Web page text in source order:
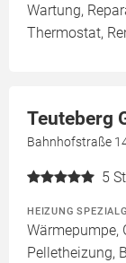
Wartung,
Thermostat,
Teuteberg
Bahnhofstraße
5
HEIZUNG
Wärmepumpe,
Pelletheizung,